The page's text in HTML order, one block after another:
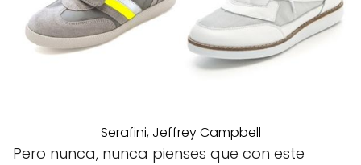
Serafini, Jeffrey Campbell
Pero nunca, nunca pienses que con este